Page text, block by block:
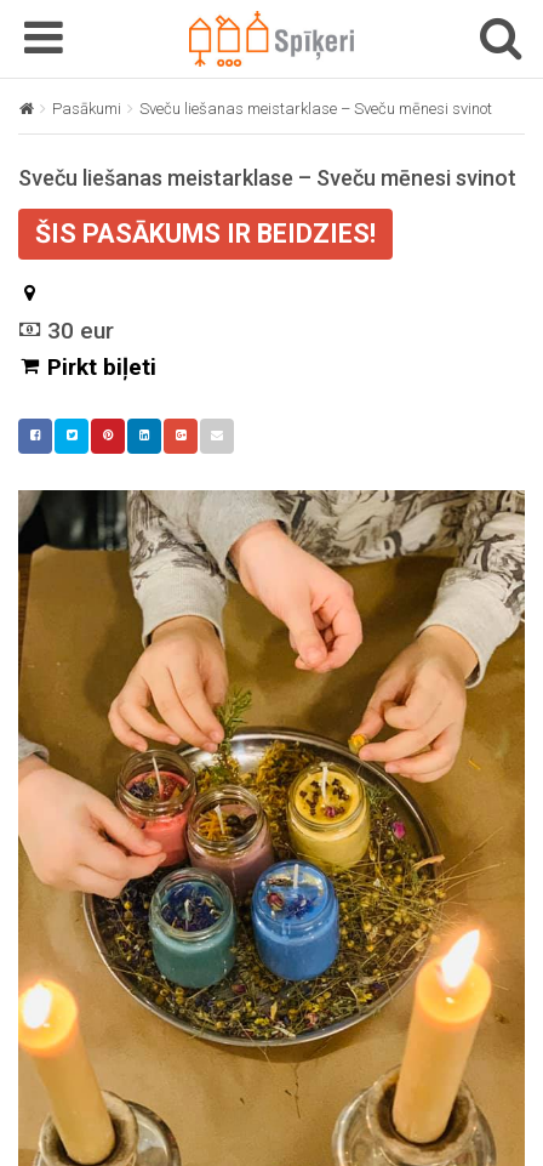
T
o
g
e
v
g
T
g
e
Pasākumi Sveču liešanas meistarklase – Sveču mēnesi svinot
Sveču liešanas meistarklase – Sveču mēnesi svinot
ŠIS PASĀKUMS IR BEIDZIES!
30 eur
Pirkt biļeti